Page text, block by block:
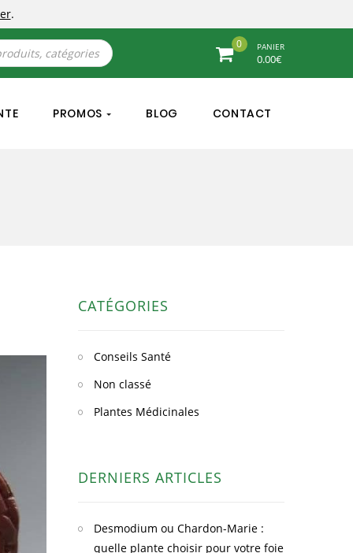
.
0 PANIER
0.00€
PROMOS BLOG CONTACT
CATÉGORIES
Conseils Santé
Non classé
Plantes Médicinales
DERNIERS ARTICLES
Desmodium ou Chardon-Marie :
quelle plante choisir pour votre foie